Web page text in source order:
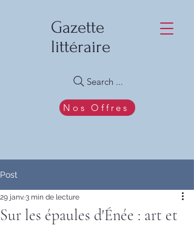
Gazette
littéraire
Search ...
Nos Offres
Post
Sur les épaules d'Énée : art et
29 janv.3 min de lecture